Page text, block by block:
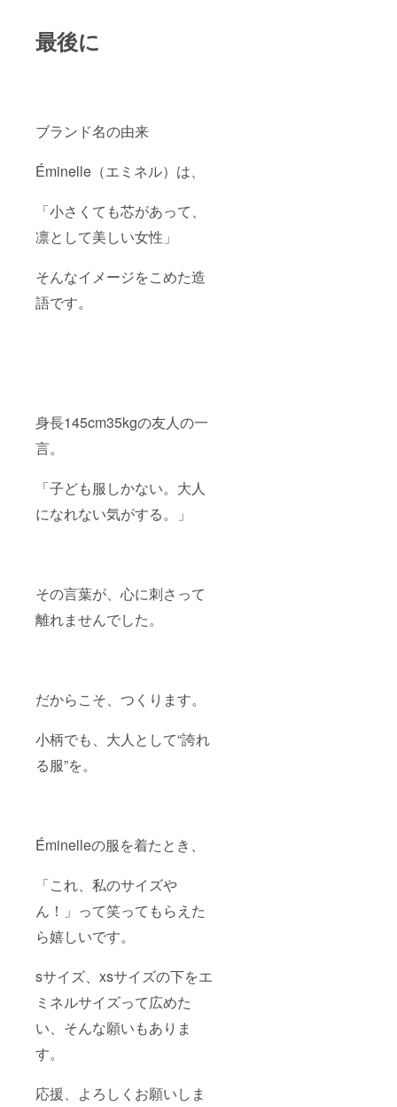
最後に
ブランド名の由来
Éminelle（エミネル）は、
「小さくても芯があって、
凛として美しい女性」
そんなイメージをこめた造
語です。
身長145cm35kgの友人の一
言。
「子ども服しかない。大人
になれない気がする。」
その言葉が、心に刺さって
離れませんでした。
だからこそ、つくります。
小柄でも、大人として“誇れ
る服”を。
Éminelleの服を着たとき、
「これ、私のサイズや
ん！」って笑ってもらえた
ら嬉しいです。
sサイズ、xsサイズの下をエ
ミネルサイズって広めた
い、そんな願いもありま
す。
応援、よろしくお願いしま